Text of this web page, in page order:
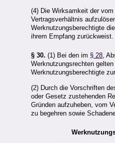
(4) Die Wirksamkeit der
Vertragsverhältnis
Werknutzungsberechtigte
ihrem Empfang zurückweist.
§ 30. (1) Bei den im § 28,
Werknutzungsrechten
Werknutzungsberechtigte
(2) Durch die Vorschriften
oder Gesetz zustehenden
Gründen aufzuheben, vom
zu begehren sowie